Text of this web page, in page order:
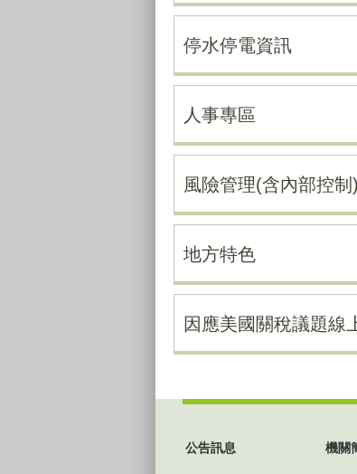
停水停電資訊
人事專區
風險管理(含內部控制
地方特色
因應美國關稅議題線
公告訊息 機關